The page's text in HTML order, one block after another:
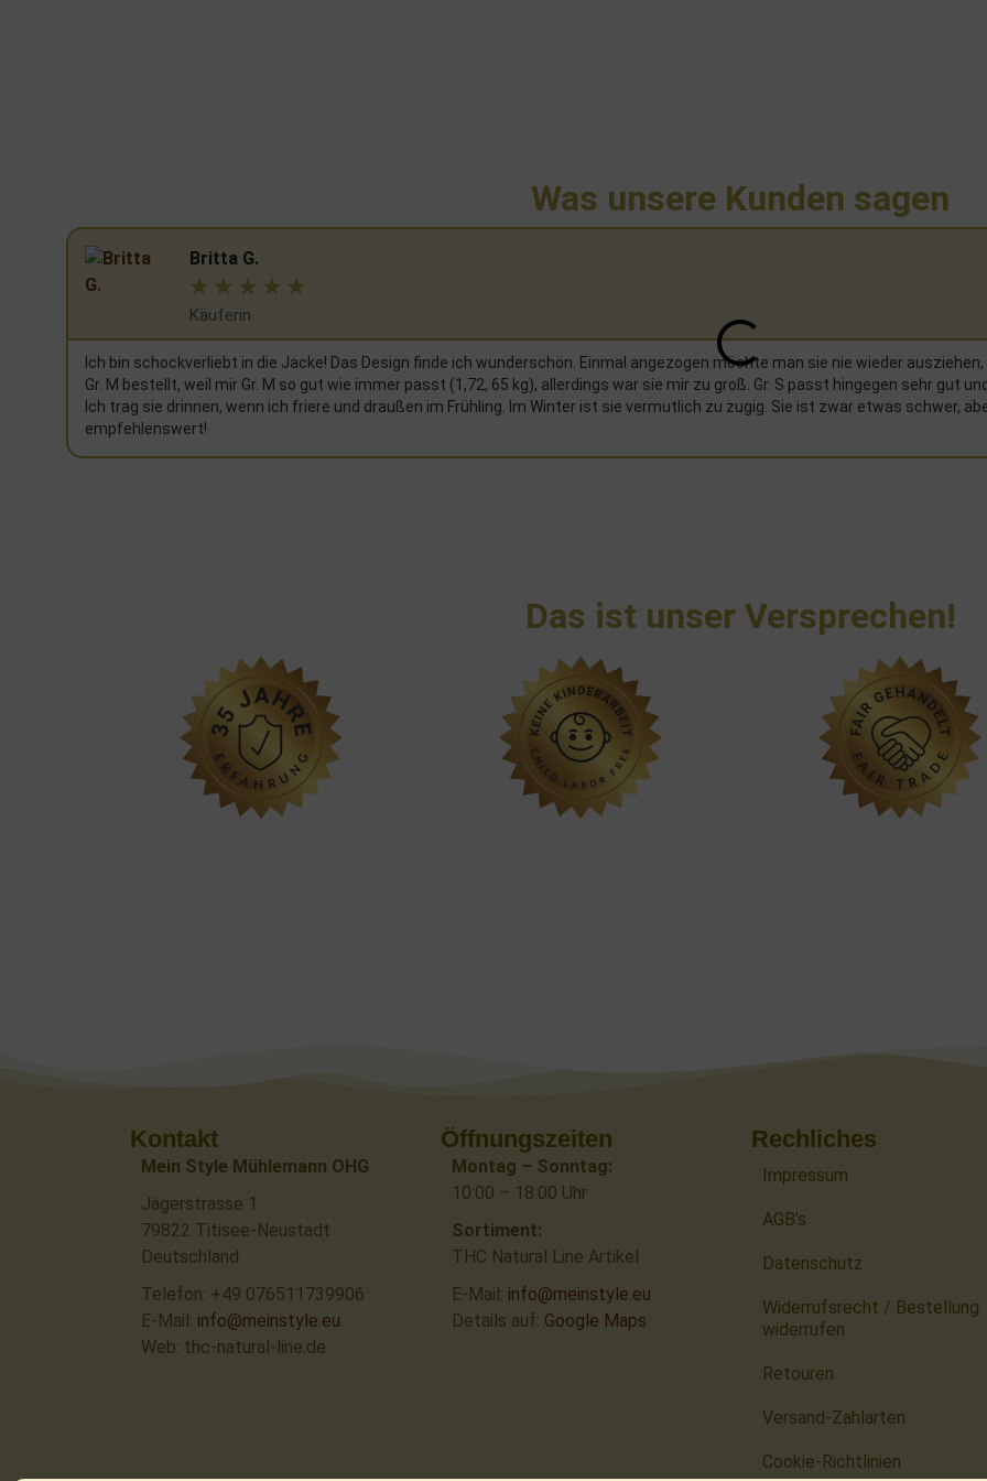
Was unsere Kunden sagen
Britta G.
☆ ☆ ☆ ☆ ☆
Käuferin
Ich bin schockverliebt in die Jacke! Das Design finde ich wunderschön. Einmal angezogen möchte man sie nie wieder
Gr. M bestellt, weil mir Gr. M so gut wie immer passt (1,72, 65 kg), allerdings war sie mir zu groß. Gr. S passt hingegen sehr gut
Ich trag sie drinnen, wenn ich friere und draußen im Frühling. Im Winter ist sie vermutlich zu zugig. Sie ist zwar etwas schwer,
empfehlenswert!
Das ist unser Versprechen!
Kontakt
Mein Style Mühlemann OHG
Jägerstrasse 1
79822 Titisee-Neustadt
Deutschland
Telefon: +49 076511739906
E-Mail: info@meinstyle.eu
Web: thc-natural-line.de
Öffnungszeiten
Montag – Sonntag:
10:00 – 18:00 Uhr
Sortiment:
THC Natural Line Artikel
E-Mail: info@meinstyle.eu
Details auf: Google Maps
Rechliches
Impressum
AGB’s
Datenschutz
Widerrufsrecht / Bestellung
widerrufen
Retouren
Versand-Zahlarten
Cookie-Richtlinien